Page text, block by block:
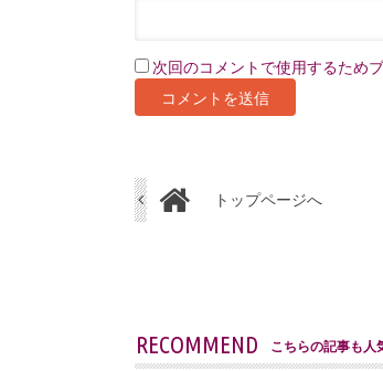
次回のコメントで使用するため
トップページへ
RECOMMEND こちらの記事も人